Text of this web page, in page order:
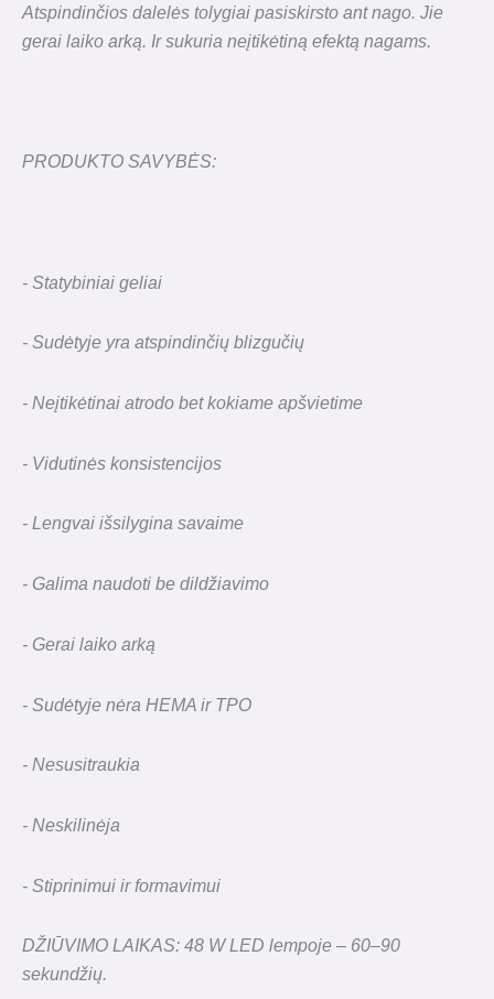
Atspindinčios dalelės tolygiai pasiskirsto ant nago. Jie
gerai laiko arką. Ir sukuria neįtikėtiną efektą nagams.
PRODUKTO SAVYBĖS:
- Statybiniai geliai
- Sudėtyje yra atspindinčių blizgučių
- Neįtikėtinai atrodo bet kokiame apšvietime
- Vidutinės konsistencijos
- Lengvai išsilygina savaime
- Galima naudoti be dildžiavimo
- Gerai laiko arką
- Sudėtyje nėra HEMA ir TPO
- Nesusitraukia
- Neskilinėja
- Stiprinimui ir formavimui
DŽIŪVIMO LAIKAS: 48 W LED lempoje – 60–90
sekundžių.